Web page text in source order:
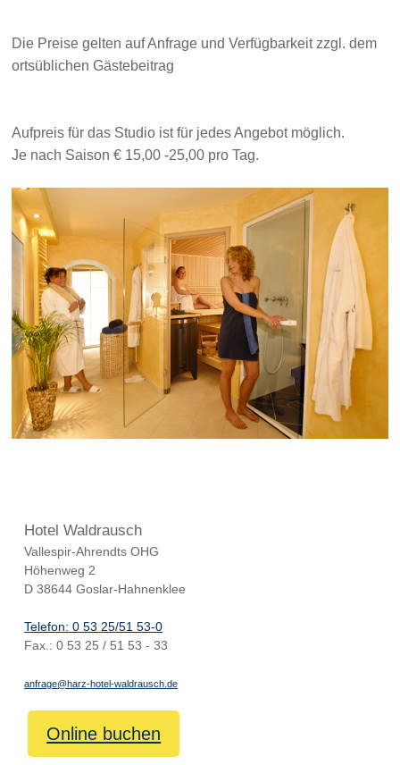
Die Preise gelten auf Anfrage und Verfügbarkeit zzgl. dem
ortsüblichen Gästebeitrag
Aufpreis für das Studio ist für jedes Angebot möglich.
Je nach Saison € 15,00 -25,00 pro Tag.
Hotel Waldrausch
Vallespir-Ahrendts OHG
Höhenweg 2
D 38644 Goslar-Hahnenklee
Telefon: 0 53 25/51 53-0
Fax.: 0 53 25 / 51 53 - 33
anfrage@harz-hotel-waldrausch.de
Online buchen